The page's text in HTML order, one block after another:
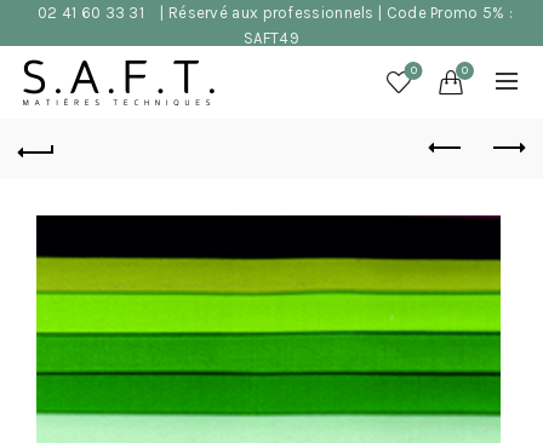
02 41 60 33 31
| Réservé aux professionnels | Code Promo 5% :
SAFT49
0 0